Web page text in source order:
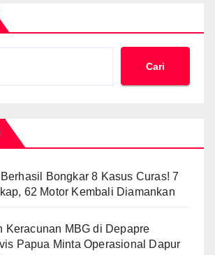
Cari
Bongkar 8 Kasus Curas! 7
62 Motor Kembali Diamankan
Keracunan MBG di Depapre
Papua Minta Operasional Dapur